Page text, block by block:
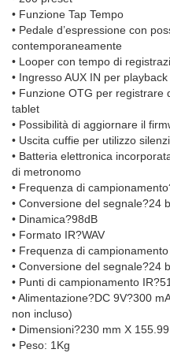
• Funzione Tap Tempo
• Pedale d’espressione con
contemporaneamente
• Looper con tempo di
• Ingresso AUX IN per
• Funzione OTG per
tablet
• Possibilità di aggiornare il
• Uscita cuffie per utilizzo
• Batteria elettronica
di metronomo
• Frequenza di
• Conversione del segnale?24
• Dinamica?98dB
• Formato IR?WAV
• Frequenza di
• Conversione del segnale?24
• Punti di campionamento
• Alimentazione?DC 9V?300
non incluso)
• Dimensioni?230 mm X
• Peso: 1Kg